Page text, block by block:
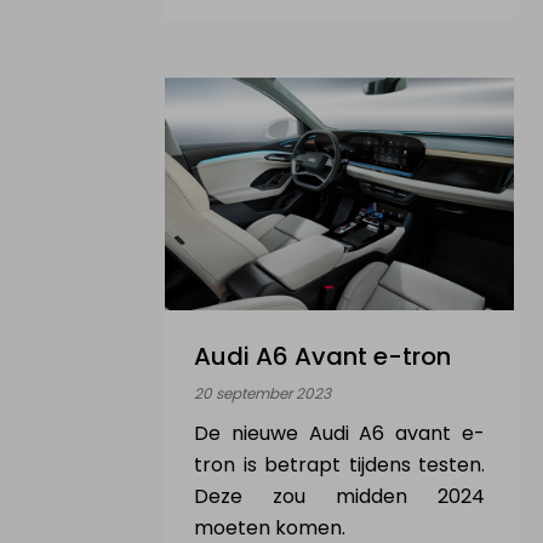
INFO & ACTUALITEIT
Hoe werkt het?
Nieuws & actualiteit
MIJN PROFIEL
Audi A6 Avant e-tron
20 september 2023
De nieuwe Audi A6 avant e-
tron is betrapt tijdens testen.
Deze zou midden 2024
moeten komen.